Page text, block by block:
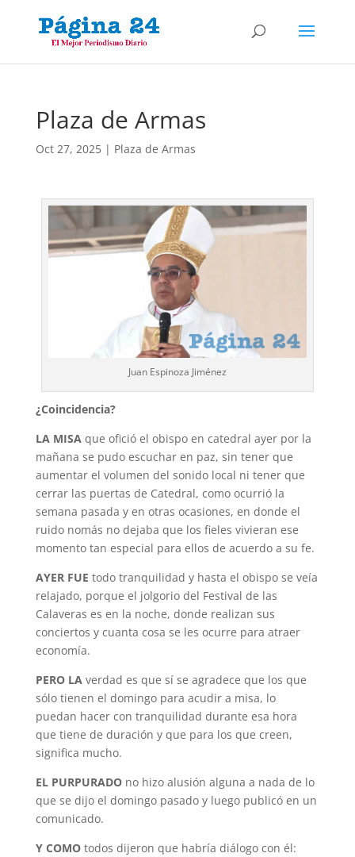
Plaza de Armas
Oct 27, 2025| Plaza de Armas
Juan Espinoza Jiménez
¿Coincidencia?
LA MISA que ofició el obispo en catedral ayer por la
mañana se pudo escuchar en paz, sin tener que
aumentar el volumen del sonido local ni tener que
cerrar las puertas de Catedral, como ocurrió la
semana pasada y en otras ocasiones, en donde el
ruido nomás no dejaba que los fieles vivieran ese
momento tan especial para ellos de acuerdo a su fe.
AYER FUE todo tranquilidad y hasta el obispo se veía
relajado, porque el jolgorio del Festival de las
Calaveras es en la noche, donde realizan sus
conciertos y cuanta cosa se les ocurre para atraer
economía.
PERO LA verdad es que sí se agradece que los que
sólo tienen el domingo para acudir a misa, lo
puedan hacer con tranquilidad durante esa hora
que tiene de duración y que para los que creen,
significa mucho.
EL PURPURADO no hizo alusión alguna a nada de lo
que se dijo el domingo pasado y luego publicó en un
comunicado.
Y COMO todos dijeron que habría diálogo con él: